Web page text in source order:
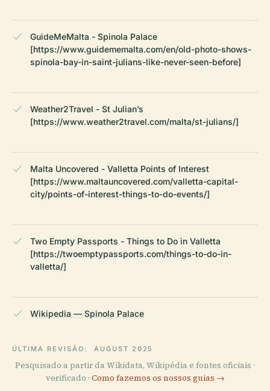
GuideMeMalta - Spinola Palace
[https://www.guidememalta.com/en/old-photo-shows-
spinola-bay-in-saint-julians-like-never-seen-before]
Weather2Travel - St Julian’s
[https://www.weather2travel.com/malta/st-julians/]
Malta Uncovered - Valletta Points of Interest
[https://www.maltauncovered.com/valletta-capital-
city/points-of-interest-things-to-do-events/]
Two Empty Passports - Things to Do in Valletta
[https://twoemptypassports.com/things-to-do-in-
valletta/]
Wikipedia — Spinola Palace
ÚLTIMA REVISÃO: AUGUST 2025
Pesquisado a partir da Wikidata, Wikipédia e fontes oficiais ·
verificado · Como fazemos os nossos guias →